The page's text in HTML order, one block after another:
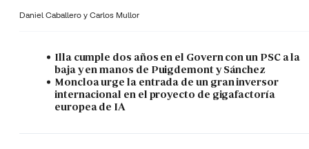
Daniel Caballero y Carlos Mullor
Illa cumple dos años en el Govern con un PSC a la
baja y en manos de Puigdemont y Sánchez
Moncloa urge la entrada de un gran inversor
internacional en el proyecto de gigafactoría
europea de IA